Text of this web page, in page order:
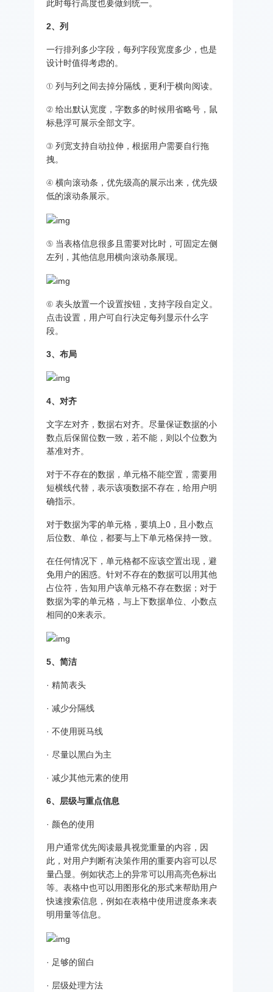
此时每行高度也要做到统一。
2、列
一行排列多少字段，每列字段宽度多少，也是
设计时值得考虑的。
① 列与列之间去掉分隔线，更利于横向阅读。
② 给出默认宽度，字数多的时候用省略号，鼠
标悬浮可展示全部文字。
③ 列宽支持自动拉伸，根据用户需要自行拖
拽。
④ 横向滚动条，优先级高的展示出来，优先级
低的滚动条展示。
⑤ 当表格信息很多且需要对比时，可固定左侧
左列，其他信息用横向滚动条展现。
⑥ 表头放置一个设置按钮，支持字段自定义。
点击设置，用户可自行决定每列显示什么字
段。
3、布局
4、对齐
文字左对齐，数据右对齐。尽量保证数据的小
数点后保留位数一致，若不能，则以个位数为
基准对齐。
对于不存在的数据，单元格不能空置，需要用
短横线代替，表示该项数据不存在，给用户明
确指示。
对于数据为零的单元格，要填上0，且小数点
后位数、单位，都要与上下单元格保持一致。
在任何情况下，单元格都不应该空置出现，避
免用户的困惑。针对不存在的数据可以用其他
占位符，告知用户该单元格不存在数据；对于
数据为零的单元格，与上下数据单位、小数点
相同的0来表示。
5、简洁
· 精简表头
· 减少分隔线
· 不使用斑马线
· 尽量以黑白为主
· 减少其他元素的使用
6、层级与重点信息
· 颜色的使用
用户通常优先阅读最具视觉重量的内容，因
此，对用户判断有决策作用的重要内容可以尽
量凸显。例如状态上的异常可以用高亮色标出
等。表格中也可以用图形化的形式来帮助用户
快速搜索信息，例如在表格中使用进度条来表
明用量等信息。
· 足够的留白
· 层级处理方法